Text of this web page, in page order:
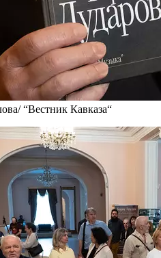
“Вестник Кавказа“